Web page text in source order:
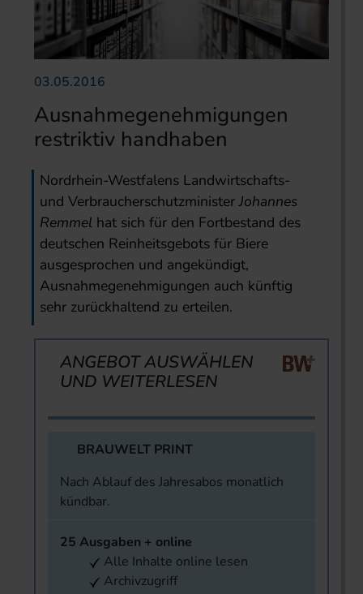
03.05.2016
Ausnahmegenehmigungen
restriktiv handhaben
Nordrhein-Westfalens Landwirtschafts-
und VerbraucherschutzministerJohannes
Remmel hat sich für den Fortbestand des
deutschen Reinheitsgebots für Biere
ausgesprochen und angekündigt,
Ausnahmegenehmigungen auch künftig
sehr zurückhaltend zu erteilen.
ANGEBOT AUSWÄHLEN
UND WEITERLESEN
BRAUWELT PRINT
Nach Ablauf des Jahresabos monatlich
kündbar.
25 Ausgaben + online
Alle Inhalte online lesen
Archivzugriff